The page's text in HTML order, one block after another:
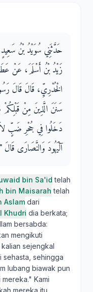
حَدَّثَنِي سُوَيْدُ بْنُ
زَيْدُ بْنُ أَسْلَمَ، عَنْ
الْخُدْرِيِّ، قَالَ قَالَ
سَنَنَ الَّذِينَ مِنْ قَبْلِكُمْ
دَخَلُوا فِي جُحْرِ ضَبٍّ
آلْيَهُودَ وَالنَّصَارَى
bin Sa'id telah
bin Maisarah telah
Aslam dari
Khudri dia berkata;
bersabda:
mengikuti
sejengkal
sehasta, sehingga
lubang biawak pun
Kami
mereka itu